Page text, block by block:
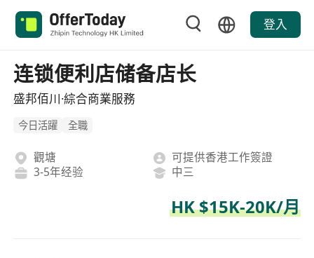
登入
连锁便利店储备店长
盛邦佰川·綜合商業服務
今日活躍 全職
觀塘
可提供香港工作簽證
3-5年经验
中三
HK $15K-20K/月